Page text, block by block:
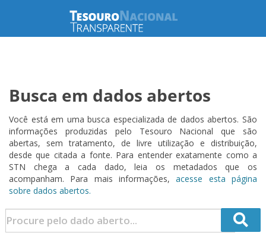
Busca em dados abertos
Você está em uma busca especializada de dados abertos. São
informações produzidas pelo Tesouro Nacional que são
abertas, sem tratamento, de livre utilização e distribuição,
desde que citada a fonte. Para entender exatamente como a
STN chega a cada dado, leia os metadados que os
acompanham. Para mais informações,acesse esta página
sobre dados abertos.